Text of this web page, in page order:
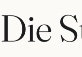
Die